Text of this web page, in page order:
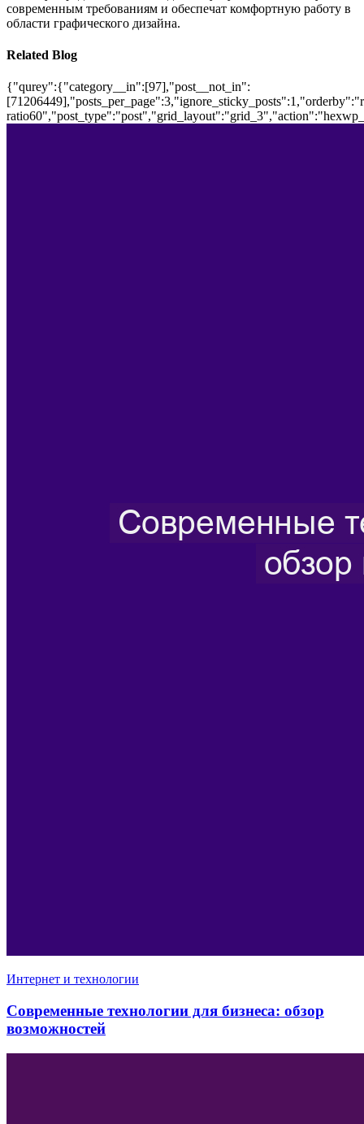
современным требованиям и обеспечат комфортную работу в
области графического дизайна.
Related Blog
{"qurey":{"category__in":[97],"post__not_in":
Интернет и технологии
Современные технологии для бизнеса: обзор
возможностей